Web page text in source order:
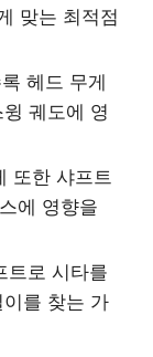
맞는 최적점
헤드 무게
궤도에 영
또한 샤프트
에 영향을
트로 시타를
를 찾는 가